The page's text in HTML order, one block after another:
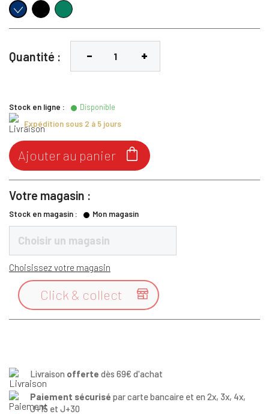
Navy Noir Teal
Quantité :
Stock en ligne :
Disponible
Expédition sous 2 à 5 jours

Ajouter au panier
Votre magasin :
Stock en magasin : Mon magasin
Choisir un magasin
Choisissez votre magasin

Click & collect
Livraison offerte dès 69€ d'achat
Paiement sécurisé par carte bancaire et en 2x, 3x, 4x,
J+15 et J+30